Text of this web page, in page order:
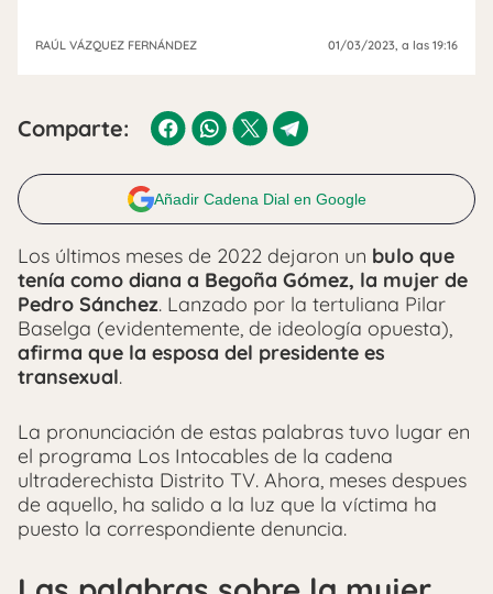
RAÚL VÁZQUEZ FERNÁNDEZ 01/03/2023, a las 19:16
Comparte:
Añadir Cadena Dial en Google
Los últimos meses de 2022 dejaron un bulo que
tenía como diana a Begoña Gómez, la mujer de
Pedro Sánchez. Lanzado por la tertuliana Pilar
Baselga (evidentemente, de ideología opuesta),
afirma que la esposa del presidente es
transexual.
La pronunciación de estas palabras tuvo lugar en
el programa Los Intocables de la cadena
ultraderechista Distrito TV. Ahora, meses despues
de aquello, ha salido a la luz que la víctima ha
puesto la correspondiente denuncia.